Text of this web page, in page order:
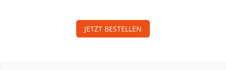
JETZT BESTELLEN